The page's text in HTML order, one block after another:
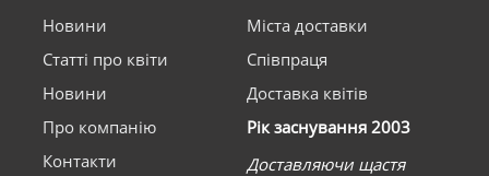
Новини
Статті про квіти
Новини
Про компанію
Контакти
Міста доставки
Співпраця
Доставка квітів
Рік заснування 2003
Доставляючи щастя